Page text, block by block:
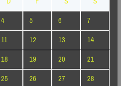
4 5 6
7
11 12 13
14
18 19 20
21
25 26 27
28